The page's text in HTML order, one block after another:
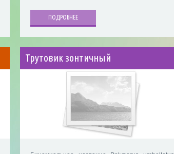
ПОДРОБНЕЕ
Трутовик зонтичный